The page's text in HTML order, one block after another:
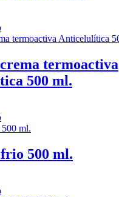
termoactiva
500 ml.
500 ml.